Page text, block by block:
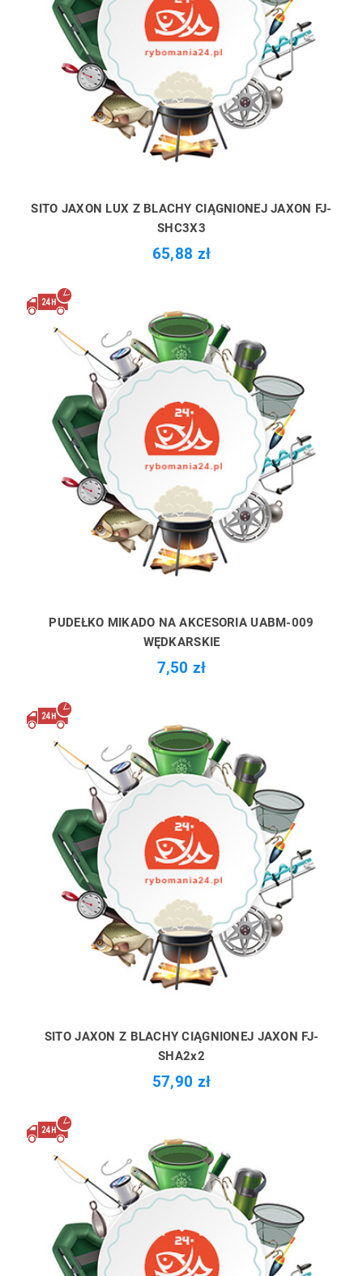
SITO JAXON LUX Z BLACHY CIĄGNIONEJ JAXON FJ-
SHC3X3
65,88 zł
PUDEŁKO MIKADO NA AKCESORIA UABM-009
WĘDKARSKIE
7,50 zł
SITO JAXON Z BLACHY CIĄGNIONEJ JAXON FJ-
SHA2x2
57,90 zł